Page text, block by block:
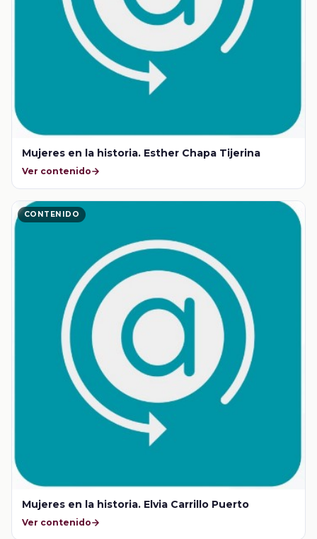
Mujeres en la historia. Esther Chapa Tijerina
Ver contenido
CONTENIDO
Mujeres en la historia. Elvia Carrillo Puerto
Ver contenido